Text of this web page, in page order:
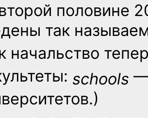
половине
так
начальство
schools —